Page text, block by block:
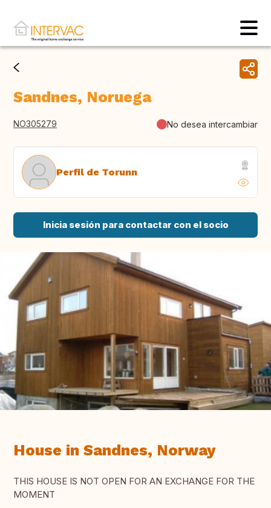
Sandnes, Noruega
NO305279 No desea intercambiar
Perfil de Torunn
Inicia sesión para contactar con el socio
House in Sandnes, Norway
THIS HOUSE IS NOT OPEN FOR AN EXCHANGE FOR THE
MOMENT